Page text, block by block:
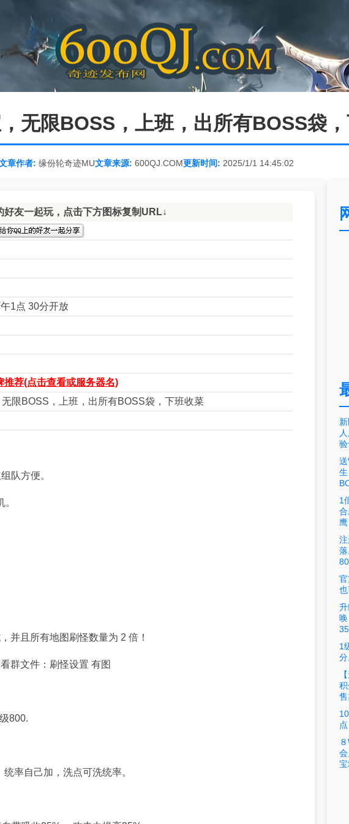
无限BOSS，上班，出所有BOSS袋
章作者: 缘份轮奇迹MU文章来源: 600QJ.COM更新时间: 2025/1/1 14:45:02
好友一起玩，点击下方图标复制URL↓
1点 30分开放
推荐(点击查看或服务器名)
限BOSS，上班，出所有BOSS袋，下班收菜
队方便。
并且所有地图刷怪数量为 2 倍！
群文件：刷怪设置 有图
800.
率自己加，洗点可洗统率。
1
1